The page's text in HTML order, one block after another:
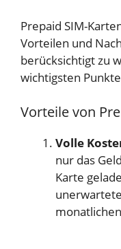
Prepaid SIM-
Vorteilen und
berücksichtigt zu
wichtigsten
Vorteile von
Volle
nur das
Karte